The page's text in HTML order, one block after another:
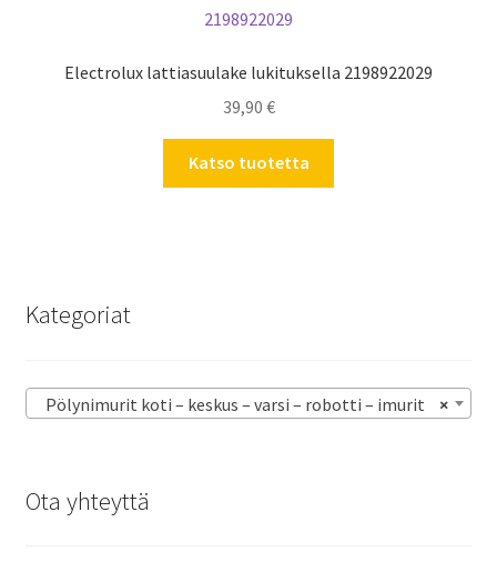
Electrolux lattiasuulake lukituksella 2198922029
39,90 €
Katso tuotetta
Kategoriat
×
Pölynimurit koti – keskus – varsi – robotti – imurit
Ota yhteyttä